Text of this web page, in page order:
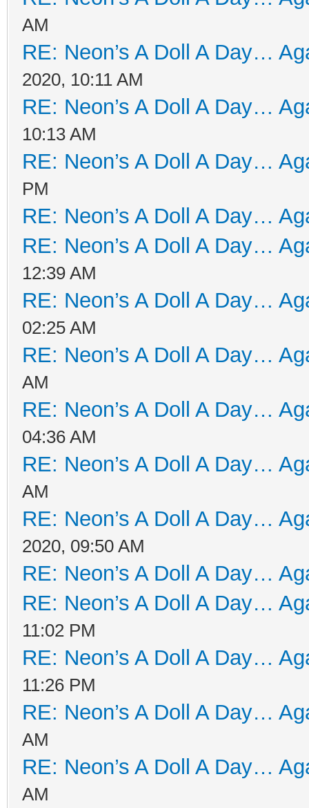
AM
RE: Neon’s A Doll A Day…
2020, 10:11 AM
RE: Neon’s A Doll A Day…
10:13 AM
RE: Neon’s A Doll A Day…
PM
RE: Neon’s A Doll A Day…
RE: Neon’s A Doll A Day…
12:39 AM
RE: Neon’s A Doll A Day…
02:25 AM
RE: Neon’s A Doll A Day…
AM
RE: Neon’s A Doll A Day…
04:36 AM
RE: Neon’s A Doll A Day…
AM
RE: Neon’s A Doll A Day…
2020, 09:50 AM
RE: Neon’s A Doll A Day…
RE: Neon’s A Doll A Day…
11:02 PM
RE: Neon’s A Doll A Day…
11:26 PM
RE: Neon’s A Doll A Day…
AM
RE: Neon’s A Doll A Day…
AM